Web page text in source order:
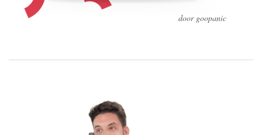
door goopanic